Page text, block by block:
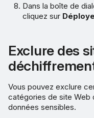
Dans la boîte de
cliquez sur
Exclure des
Vous pouvez exclure
catégories de site Web
données sensibles.